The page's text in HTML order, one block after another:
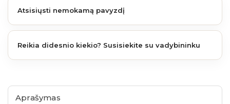
Atsisiųsti nemokamą pavyzdį
Reikia didesnio kiekio? Susisiekite su vadybininku
Aprašymas